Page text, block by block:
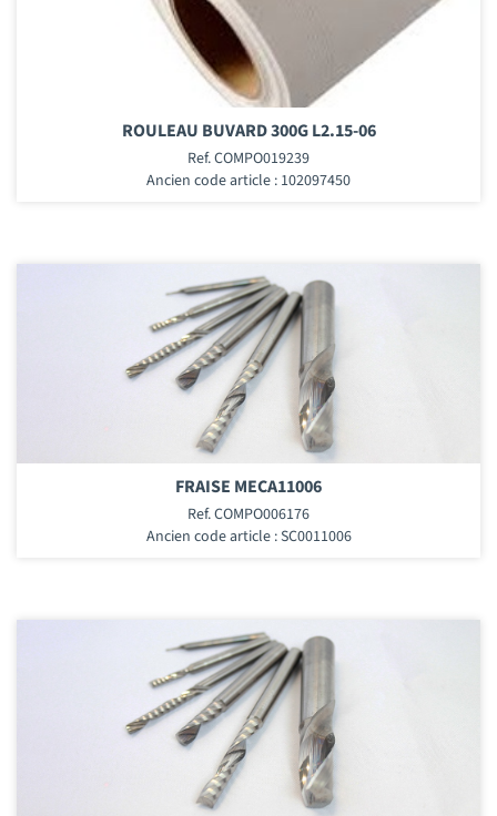
ROULEAU BUVARD 300G L2.15-06
Ref. COMPO019239
Ancien code article : 102097450
FRAISE MECA11006
Ref. COMPO006176
Ancien code article : SC0011006